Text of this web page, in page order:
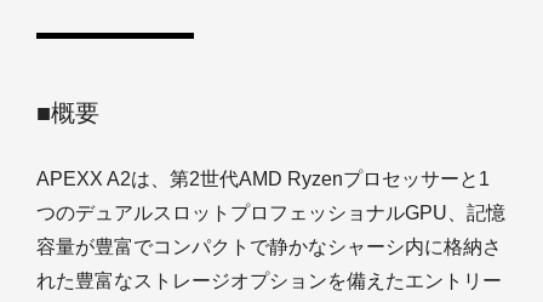
■概要
APEXX A2は、第2世代AMD Ryzenプロセッサーと1
つのデュアルスロットプロフェッショナルGPU、記憶
容量が豊富でコンパクトで静かなシャーシ内に格納さ
れた豊富なストレージオプションを備えたエントリー